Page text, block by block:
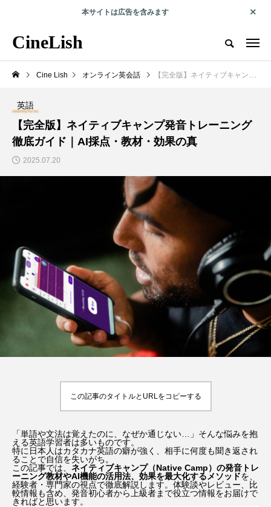
RECOMMEND
俳優コラム
第6回外山史織コラム
『のめり込んだ「やっ
ている風」の毎日』
Rooney
2026.08.07
海外旅行
『プラダを着た悪魔』
ロケ地ガイド｜NY・
パリの撮影地、見れる
場所、聖地巡礼のコツ
2026.01.31
TAG LIST
HBO版『ハリー・ポッター 』 IELTS
jkローリング Netflix Return to My Blue
SUPER 8／スーパーエイト
本サイトは広告を含みます
CineLish
Cine Lish オンライン英会話 【完全版】ネイティブキャンプ発音トレーニング徹底ガイド｜AI採点・教材・効果の真
英語
【完全版】ネイティブキャンプ発音トレーニング
徹底ガイド｜AI採点・教材・効果の真
2025.07.20
この記事のタイトルとURLをコピーする
「単語や文法は覚えたのに、なぜか通じない…
」そんな悩みを抱
える英語学習者は多いものです。
特に日本人はカタカナ英語の癖が強く、相手に何度も聞き返され
ることで自信を失いがち。
この記事では、 ネイティブキャンプ（Native Camp）の発音トレ
ーニング教材やAI機能の活用法、効果を最大化するメソッドを、
経験者・専門家の視点で徹底解説します。体験談やレビュー、比
較情報も含め、発音初心者から上級者まで役立つ情報をお届けで
きればと思います。